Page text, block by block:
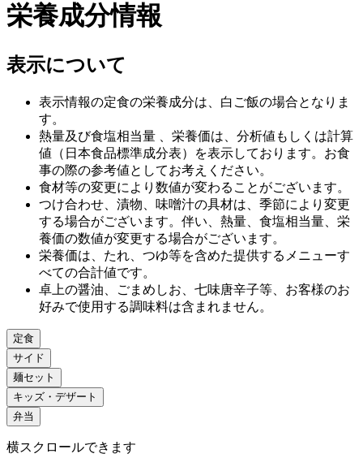
栄養成分情報
表示について
表示情報の定食の栄養成分は、白ご飯の場合となりま
す。
熱量及び食塩相当量 、栄養価は、分析値もしくは計算
値（日本食品標準成分表）を表示しております。お食
事の際の参考値としてお考えください。
食材等の変更により数値が変わることがございます。
つけ合わせ、漬物、味噌汁の具材は、季節により変更
する場合がございます。伴い、熱量、食塩相当量、栄
養価の数値が変更する場合がございます。
栄養価は、たれ、つゆ等を含めた提供するメニューす
べての合計値です。
卓上の醤油、ごまめしお、七味唐辛子等、お客様のお
好みで使用する調味料は含まれません。
定食
サイド
麺セット
キッズ・デザート
弁当
横スクロールできます